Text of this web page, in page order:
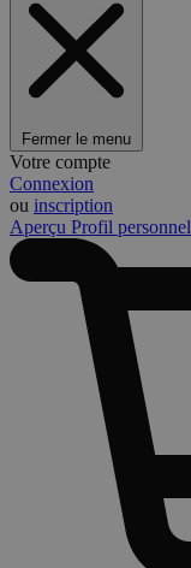
Fermer le menu
Votre compte
Connexion
ou inscription
Aperçu Profil personnel